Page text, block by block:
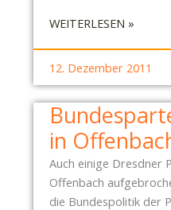
R
E
I
“
H
T
F
R
O
H
E
W
E
I
WEITERLESEN »:
L
A
D
N
G
12. Dezember 2011
in
Auch einige Dresdner
Offenbach
die Bundespolitik der